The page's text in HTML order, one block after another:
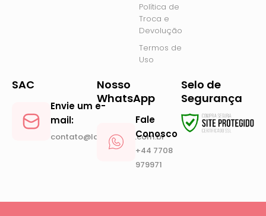
Política de
Troca e
Devolução
Termos de
Uso
SAC
Envie um e-
mail:
contato@lanickstore.com.br
Nosso
WhatsApp
Fale
Conosco
+44 7708
979971
Selo de
Segurança